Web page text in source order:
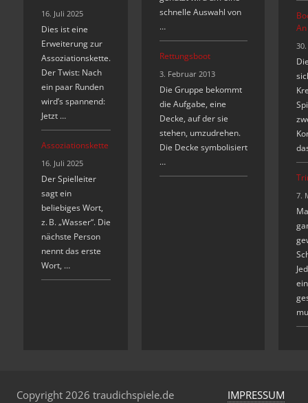
16. Juli 2025
Dies ist eine
Erweiterung zur
Assoziationskette.
Der Twist: Nach
ein paar Runden
wird’s spannend:
Jetzt …
Assoziationskette
16. Juli 2025
Der Spielleiter
sagt ein
beliebiges Wort,
z. B. „Wasser“. Die
nächste Person
nennt das erste
Wort, …
schnelle Auswahl von
…
Rettungsboot
3. Februar 2013
Die Gruppe bekommt
die Aufgabe, eine
Decke, auf der sie
stehen, umzudrehen.
Die Decke symbolisiert
…
7.
Copyright 2026 traudichspiele.de IMPRESSUM